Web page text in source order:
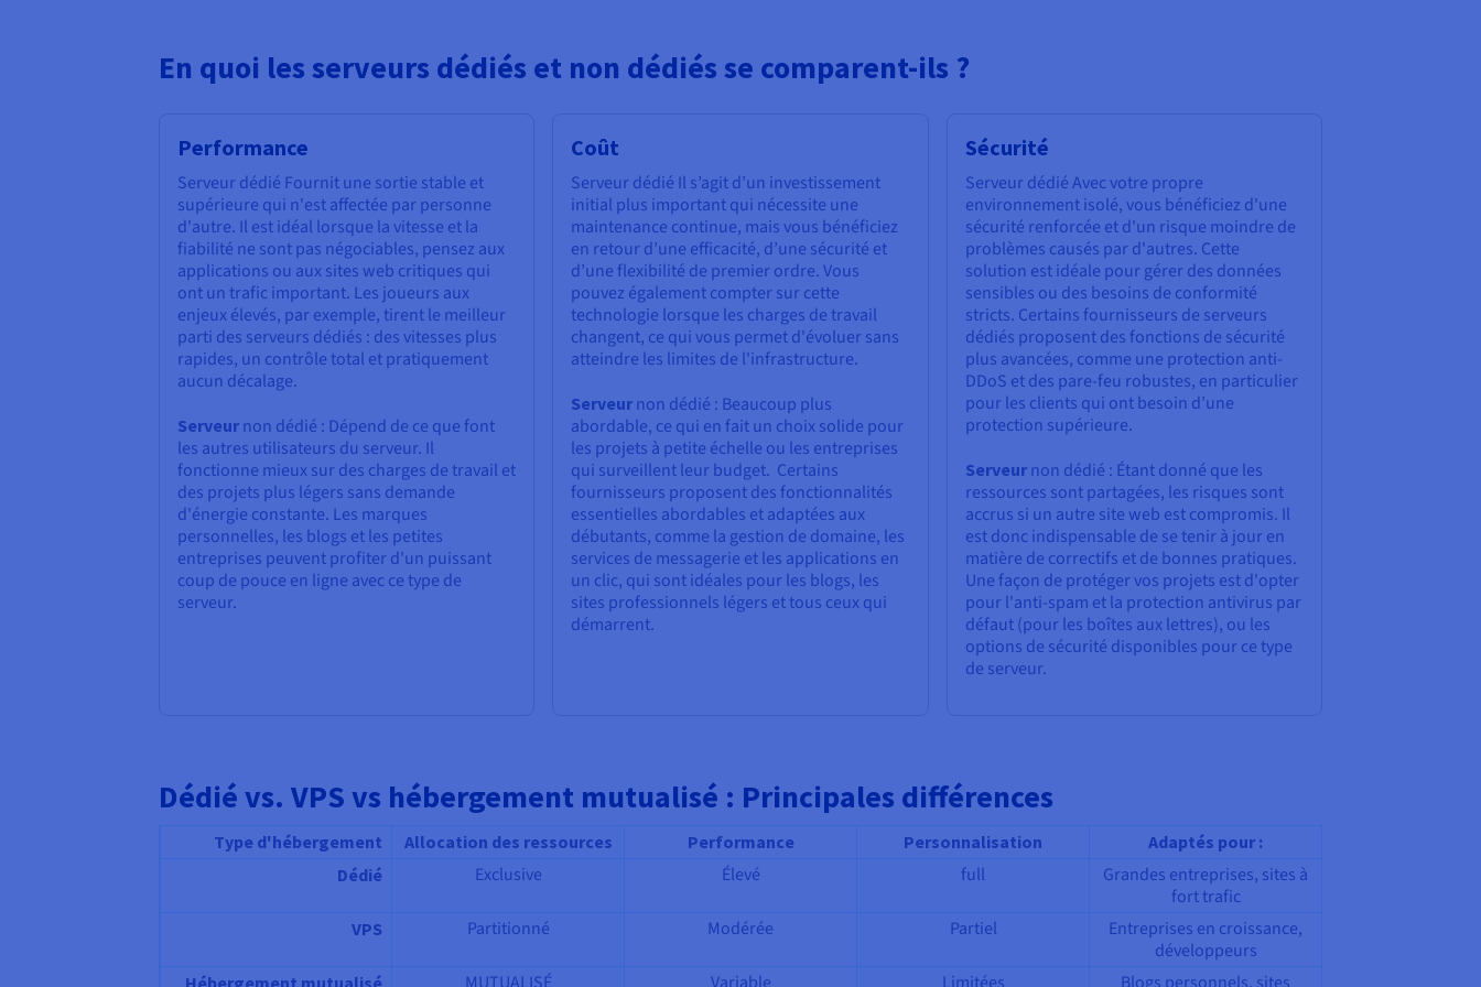
En quoi les serveurs dédiés et non dédiés se comparent-ils ?
Performance
Serveur dédié Fournit une sortie stable et
supérieure qui n'est affectée par personne
d'autre. Il est idéal lorsque la vitesse et la
fiabilité ne sont pas négociables, pensez aux
applications ou aux sites web critiques qui
ont un trafic important. Les joueurs aux
enjeux élevés, par exemple, tirent le meilleur
parti des serveurs dédiés : des vitesses plus
rapides, un contrôle total et pratiquement
aucun décalage.
Serveur non dédié : Dépend de ce que font
les autres utilisateurs du serveur. Il
fonctionne mieux sur des charges de travail et
des projets plus légers sans demande
d'énergie constante. Les marques
personnelles, les blogs et les petites
entreprises peuvent profiter d'un puissant
coup de pouce en ligne avec ce type de
serveur.
Coût
Serveur dédié Il s’agit d’un investissement
initial plus important qui nécessite une
maintenance continue, mais vous bénéficiez
en retour d’une efficacité, d’une sécurité et
d’une flexibilité de premier ordre. Vous
pouvez également compter sur cette
technologie lorsque les charges de travail
changent, ce qui vous permet d'évoluer sans
atteindre les limites de l'infrastructure.
Serveur non dédié : Beaucoup plus
abordable, ce qui en fait un choix solide pour
les projets à petite échelle ou les entreprises
qui surveillent leur budget. Certains
fournisseurs proposent des fonctionnalités
essentielles abordables et adaptées aux
débutants, comme la gestion de domaine, les
services de messagerie et les applications en
un clic, qui sont idéales pour les blogs, les
sites professionnels légers et tous ceux qui
démarrent.
Sécurité
Serveur dédié Avec votre propre
environnement isolé, vous bénéficiez d'une
sécurité renforcée et d'un risque moindre de
problèmes causés par d'autres. Cette
solution est idéale pour gérer des données
sensibles ou des besoins de conformité
stricts. Certains fournisseurs de serveurs
dédiés proposent des fonctions de sécurité
plus avancées, comme une protection anti-
DDoS et des pare-feu robustes, en particulier
pour les clients qui ont besoin d’une
protection supérieure.
Serveurnon dédié : Étant donné que les
ressources sont partagées, les risques sont
accrus si un autre site web est compromis. Il
est donc indispensable de se tenir à jour en
matière de correctifs et de bonnes pratiques.
Une façon de protéger vos projets est d'opter
pour l'anti-spam et la protection antivirus par
défaut (pour les boîtes aux lettres), ou les
options de sécurité disponibles pour ce type
de serveur.
Dédié vs. VPS vs hébergement mutualisé : Principales différences
Type d'hébergement Allocation des ressources Performance Personnalisation
Adaptés pour :
Dédié
Exclusive Élevé full
Grandes entreprises, sites à
fort trafic
VPS Partitionné Modérée Partiel
Entreprises en croissance,
développeurs